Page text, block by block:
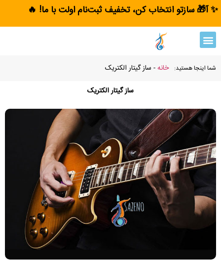
✨ آ🎁 سازتو انتخاب کن، تخفیف ثبت‌نام اولت با ما! 🔥
شما اینجا هستید: خانه- ساز گیتار الکتریک
ساز گیتار الکتریک